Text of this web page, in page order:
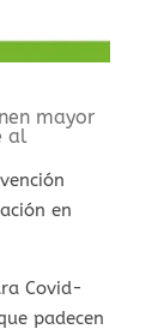
mayor
al
en
Covid-
padecen